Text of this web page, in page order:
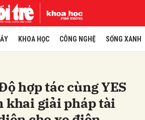
KHOA HỌC CÔNG NGHỆ SỐNG XANH
hợp tác cùng YES
khai giải pháp tài